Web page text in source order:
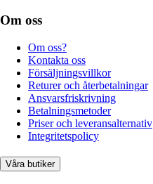
Om oss
Om oss?
Kontakta oss
Försäljningsvillkor
Returer och återbetalningar
Ansvarsfriskrivning
Betalningsmetoder
Priser och leveransalternativ
Integritetspolicy
Våra butiker